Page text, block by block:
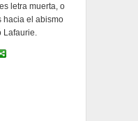
letra muerta, o
hacia el abismo
Lafaurie.